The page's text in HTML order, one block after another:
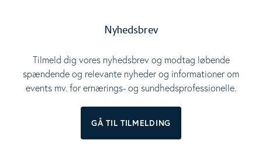
Nyhedsbrev
Tilmeld dig vores nyhedsbrev og modtag løbende
spændende og relevante nyheder og informationer om
events mv. for ernærings- og sundhedsprofessionelle.
GÅ TIL TILMELDING